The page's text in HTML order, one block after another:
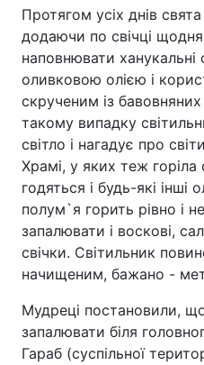
Тема оформлення
Протягом усіх днів
додаючи по свічці
наповнювати
оливковою олією і
скрученим із
такому випадку
світло і нагадує про
Храмі, у яких теж горіла
годяться і будь-які інші
полум`я горить рівно і
запалювати і воскові,
свічки. Світильник
начищеним, бажано -
Мудреці постановили,
запалювати біля
Гараб (суспільної